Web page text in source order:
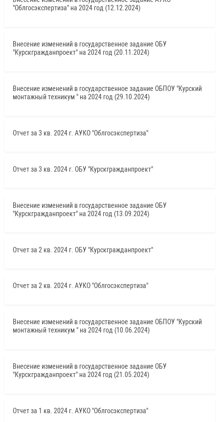
"Облгосэкспертиза" на 2024 год (12.12.2024)
Внесение изменений в государственное задание ОБУ
"Курскгражданпроект" на 2024 год (20.11.2024)
Внесение изменений в государственное задание ОБПОУ "Курский
монтажный техникум " на 2024 год (29.10.2024)
Отчет за 3 кв. 2024 г. АУКО "Облгосэкспертиза"
Отчет за 3 кв. 2024 г. ОБУ "Курскгражданпроект"
Внесение изменений в государственное задание ОБУ
"Курскгражданпроект" на 2024 год (13.09.2024)
Отчет за 2 кв. 2024 г. ОБУ "Курскгражданпроект"
Отчет за 2 кв. 2024 г. АУКО "Облгосэкспертиза"
Внесение изменений в государственное задание ОБПОУ "Курский
монтажный техникум " на 2024 год (10.06.2024)
Внесение изменений в государственное задание ОБУ
"Курскгражданпроект" на 2024 год (21.05.2024)
Отчет за 1 кв. 2024 г. АУКО "Облгосэкспертиза"